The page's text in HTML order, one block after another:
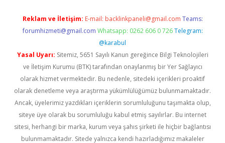
Reklam ve İletişim: E-mail: backlinkpaneli@gmail.com Teams:
forumhizmeti@gmail.com Whatsapp: 0262 606 0 726 Telegram:
@karabul
Yasal Uyarı: Sitemiz, 5651 Sayılı Kanun gereğince Bilgi Teknolojileri
ve İletişim Kurumu (BTK) tarafından onaylanmış bir Yer Sağlayıcı
olarak hizmet vermektedir. Bu nedenle, sitedeki içerikleri proaktif
olarak denetleme veya araştırma yükümlülüğümüz bulunmamaktadır.
Ancak, üyelerimiz yazdıkları içeriklerin sorumluluğunu taşımakta olup,
siteye üye olarak bu sorumluluğu kabul etmiş sayılırlar. Bu internet
sitesi, herhangi bir marka, kurum veya şahıs şirketi ile hiçbir bağlantısı
bulunmamaktadır. Sitede yalnızca kendi hazırladığımız makaleler